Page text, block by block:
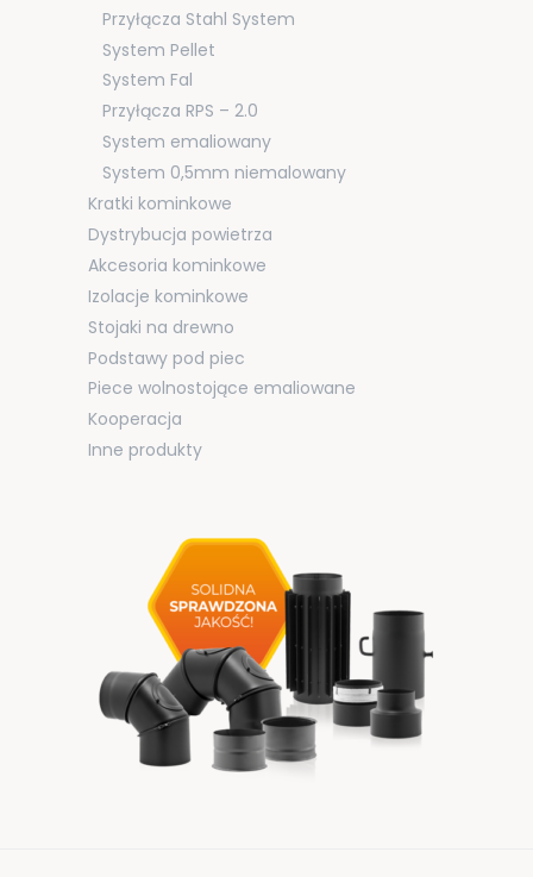
Przyłącza Stahl System
System Pellet
System Fal
Przyłącza RPS – 2.0
System emaliowany
System 0,5mm niemalowany
Kratki kominkowe
Dystrybucja powietrza
Akcesoria kominkowe
Izolacje kominkowe
Stojaki na drewno
Podstawy pod piec
Piece wolnostojące emaliowane
Kooperacja
Inne produkty